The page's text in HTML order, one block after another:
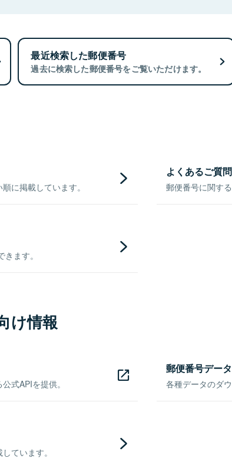
最近検索した郵便番号
過去に検索した郵便番号をご覧いただけます。
に掲載しています。
よくあるご質
郵便番号に関す
ます。
け情報
式APIを提供。
郵便番号デー
各種データのダ
ています。